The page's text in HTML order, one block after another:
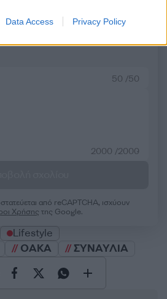
Data Access Privacy Policy
εδώ
50 /50
2000 /2000
από reCAPTCHA, ισχύουν
Χρήσης της Google.
Lifestyle
ΟΑΚΑ ΣΥΝΑΥΛΙΑ